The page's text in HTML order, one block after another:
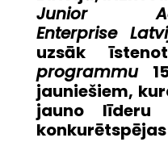
Junior
Enterprise
uzsāk
programmu
jauniešiem,
jauno līderu